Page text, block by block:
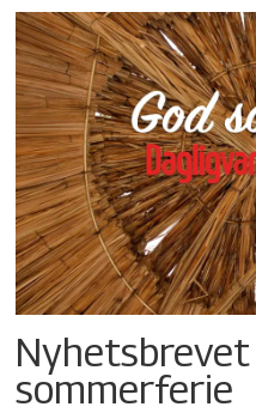
sommerferie